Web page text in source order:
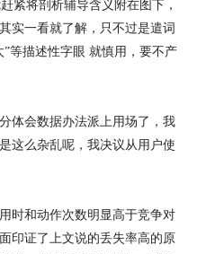
紧将剖析辅导含义附在图下，
实一看就了解，只不过是遣词
等描述性字眼 就慎用，要不产
体会数据办法派上用场了，我
这么杂乱呢，我决议从用户使
时和动作次数明显高于竞争对
印证了上文说的丢失率高的原